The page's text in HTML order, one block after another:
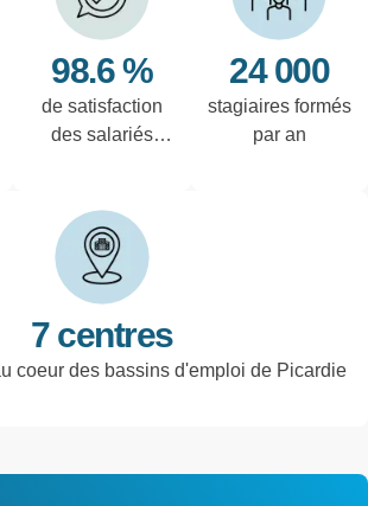
98.6 %
de satisfaction
des salariés
24 000
stagiaires formés
par an
7 centres
coeur des bassins d'emploi de Picardie